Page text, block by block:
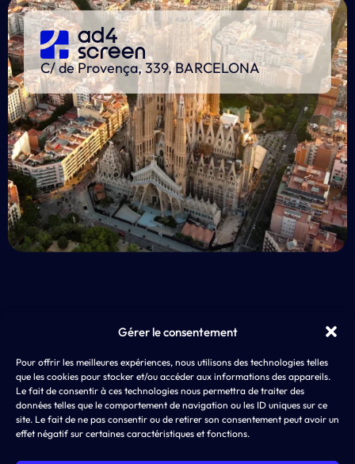
Gérer le consentement
Pour offrir les meilleures expériences, nous utilisons des technologies telles
que les cookies pour stocker et/ou accéder aux informations des appareils.
Le fait de consentir à ces technologies nous permettra de traiter des
données telles que le comportement de navigation ou les ID uniques sur ce
site. Le fait de ne pas consentir ou de retirer son consentement peut avoir un
effet négatif sur certaines caractéristiques et fonctions.
C/ de Provença, 339, BARCELONA
AD4SCREEN
8 rue de Choiseul
75002 PARIS
App
SEA